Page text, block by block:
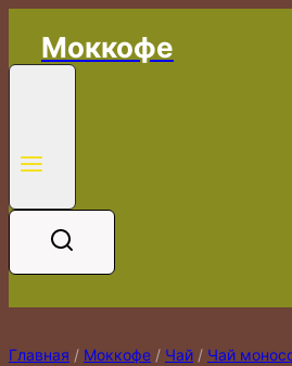
Моккофе
Главная / Моккофе / Чай / Чай